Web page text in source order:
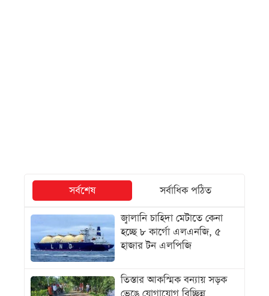
সর্বশেষ
সর্বাধিক পঠিত
জ্বালানি চাহিদা মেটাতে কেনা
হচ্ছে ৮ কার্গো এলএনজি, ৫
হাজার টন এলপিজি
তিস্তার আকস্মিক বন্যায় সড়ক